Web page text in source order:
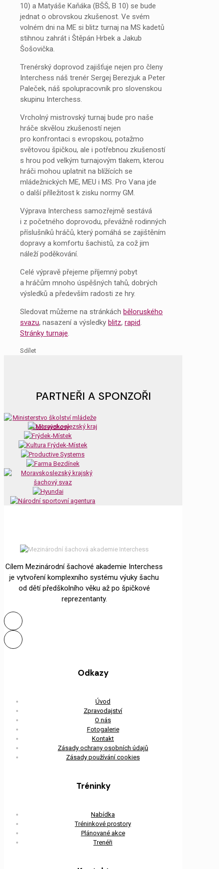
10) a Matyáše Kaňáka (BŠŠ, B 10) se bude
jednat o obrovskou zkušenost. Ve svém
volném dni na ME si blitz turnaj na MS kadetů
stihnou zahrát i Štěpán Hrbek a Jakub
Šošovička.
Trenérský doprovod zajišťuje nejen pro členy
Interchess náš trenér Sergej Berezjuk a Peter
Paleček, náš spolupracovník pro slovenskou
skupinu Interchess.
Vrcholný mistrovský turnaj bude pro naše
hráče skvělou zkušeností nejen
pro konfrontaci s evropskou, potažmo
světovou špičkou, ale i potřebnou zkušeností
s hrou pod velkým turnajovým tlakem, kterou
hráči mohou uplatnit na blížících se
mládežnických ME, MEU i MS. Pro Vana jde
o další příležitost k zisku normy GM.
Výprava Interchess samozřejmě sestává
i z početného doprovodu, převážně rodinných
příslušníků hráčů, který pomáhá se zajištěním
dopravy a komfortu šachistů, za což jim
náleží poděkování.
Celé výpravě přejeme příjemný pobyt
a hráčům mnoho úspěšných tahů, dobrých
výsledků a především radosti ze hry.
Sledovat můžeme na stránkách běloruského
svazu, nasazení a výsledky blitz, rapid.
Stránky turnaje.
Sdílet
PARTNEŘI A SPONZOŘI
Cílem Mezinárodní šachové akademie Interchess
je vytvoření komplexního systému výuky šachu
od dětí předškolního věku až po špičkové
reprezentanty.
Odkazy
Úvod
Zpravodajství
O nás
Fotogalerie
Kontakt
Zásady ochrany osobních údajů
Zásady používání cookies
Tréninky
Nabídka
Tréninkové prostory
Plánované akce
Trenéři